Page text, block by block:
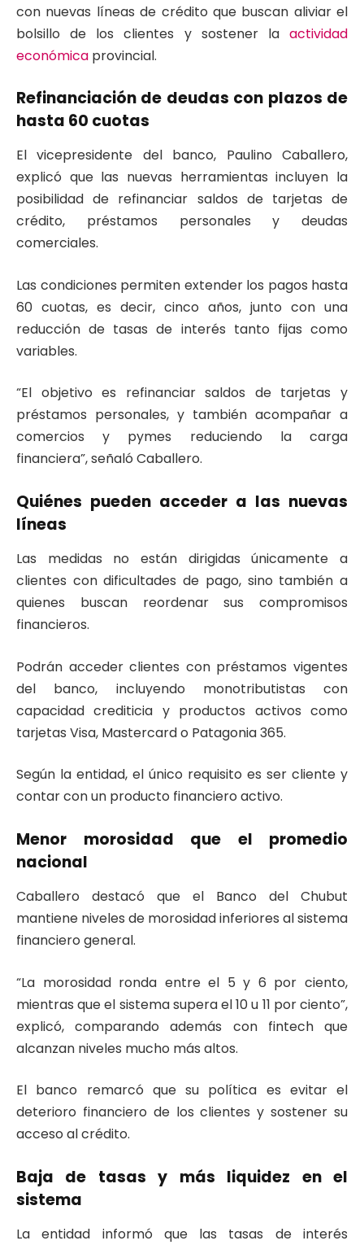
con nuevas líneas de crédito que buscan aliviar el
bolsillo de los clientes y sostener la actividad
económica provincial.
Refinanciación de deudas con plazos de
hasta 60 cuotas
El vicepresidente del banco, Paulino Caballero,
explicó que las nuevas herramientas incluyen la
posibilidad de refinanciar saldos de tarjetas de
crédito, préstamos personales y deudas
comerciales.
Las condiciones permiten extender los pagos hasta
60 cuotas, es decir, cinco años, junto con una
reducción de tasas de interés tanto fijas como
variables.
“El objetivo es refinanciar saldos de tarjetas y
préstamos personales, y también acompañar a
comercios y pymes reduciendo la carga
financiera”, señaló Caballero.
Quiénes pueden acceder a las nuevas
líneas
Las medidas no están dirigidas únicamente a
clientes con dificultades de pago, sino también a
quienes buscan reordenar sus compromisos
financieros.
Podrán acceder clientes con préstamos vigentes
del banco, incluyendo monotributistas con
capacidad crediticia y productos activos como
tarjetas Visa, Mastercard o Patagonia 365.
Según la entidad, el único requisito es ser cliente y
contar con un producto financiero activo.
Menor morosidad que el promedio
nacional
Caballero destacó que el Banco del Chubut
mantiene niveles de morosidad inferiores al sistema
financiero general.
“La morosidad ronda entre el 5 y 6 por ciento,
mientras que el sistema supera el 10 u 11 por ciento”,
explicó, comparando además con fintech que
alcanzan niveles mucho más altos.
El banco remarcó que su política es evitar el
deterioro financiero de los clientes y sostener su
acceso al crédito.
Baja de tasas y más liquidez en el
sistema
La entidad informó que las tasas de interés